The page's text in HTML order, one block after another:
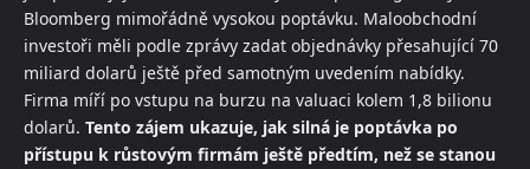
Bloomberg mimořádně vysokou poptávku. Maloobchodní
investoři měli podle zprávy zadat objednávky přesahující 70
miliard dolarů ještě před samotným uvedením nabídky.
Firma míří po vstupu na burzu na valuaci kolem 1,8 bilionu
dolarů. Tento zájem ukazuje, jak silná je poptávka po
přístupu k růstovým firmám ještě předtím, než se stanou